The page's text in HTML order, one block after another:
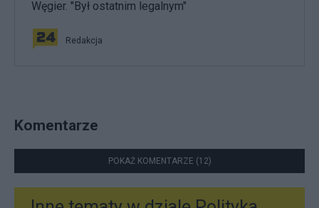
Węgier. "Był ostatnim legalnym"
Redakcja
Komentarze
POKAŻ KOMENTARZE (12)